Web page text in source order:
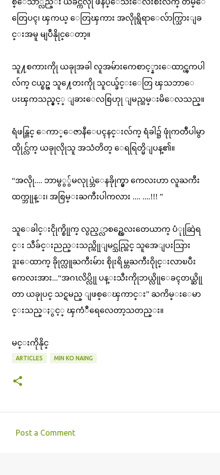
စ္ေသာ္လည္း ယခင္ကလိုု ဖိနပ္ေသးေလးစီးလ်က္ တိမ္ေ
တြေပၚ၊ ၾကယ္ ေတြၾကား အလိုုရွိရာေလ်ာက္သြားျခ
င္းအမူ မျပဳနိုုင္ေတာ့။
သူ႔စကားကိုု ယခုုအခါ လူအမ်ားကေစာင့္နားေထာင္ၾကပါ
လ်က္ ငယ္စဥ္ သူ႔ေတးကိုု သူငယ္ခ်င္းေတြ ၾသဘာေ
ပးၾကသည္နွင့္ ျခားေလစြဟုု ျမည္တမ္းမိေလသည္။
ရံဖန္တြင္ ေကာ္ေဇာနီေပၚနင္းလ်က္ ရံခါ၌ ဖုုံကတၲီပါမွာ
ထိုုင္လ်က္ ယခုုလိုုသူ အသံတိတ္ ေရရြတ္မိျပန္၏။
“အလိုု.... ဘာမွွွ်မလုုပ္ဘဲေနခိုုက္မွာ ကေလးဟာ လူႀကီး
ထက္ဘုုန္း၊ အစြမ္းႀကီးပါကလား .... ....!!! ”
သူေခါင္းငိုုက္စိုုက္ လွည့္လာစဥ္ကေလးတေယာက္ ပံုုဆြဲရ
င္း သီခ်င္းညည္းသည္ကိုုျမင္သည္တြင္ သူအေျပးသြား
ဒူးေထာက္ ခိုုက္လူႀကီးမ်ား စိုုးရိမ္တႀကီးဝိုုင္းလာၿပီး
ကေလးအား...“အဂၤလိပ္လိုု ပန္းသီးကိုုဘယ္လိုုေခၚတယ္ဆိုု
တာ ယခုုပင္ သင္ရမည္ ျဖစ္ေၾကာင္း” ႀကိမ္းေမာ
င္းသည္ႏွင့္ ၾကံဳရေလေတာ့သတည္း။
မင္းကိုနိုင္
ARTICLES MIN KO NAING
Post a Comment